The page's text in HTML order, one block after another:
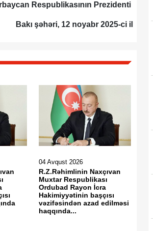
Respublikasının Prezidenti
Bakı şəhəri, 12 noyabr 2025-ci il
04 Avqust 2026
R.Z.Rəhimlinin Naxçıvan
Muxtar Respublikası
Ordubad Rayon İcra
Hakimiyyətinin başçısı
vəzifəsindən azad edilməsi
haqqında...